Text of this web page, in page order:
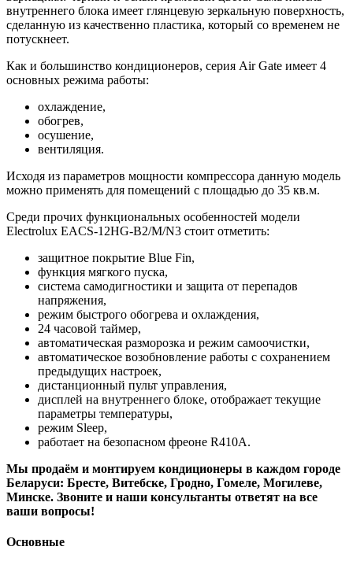
внутреннего блока имеет глянцевую зеркальную поверхность,
сделанную из качественно пластика, который со временем не
потускнеет.
Как и большинство кондиционеров, серия Air Gate имеет 4
основных режима работы:
охлаждение,
обогрев,
осушение,
вентиляция.
Исходя из параметров мощности компрессора данную модель
можно применять для помещений с площадью до 35 кв.м.
Среди прочих функциональных особенностей модели
Electrolux EACS-12HG-B2/M/N3 стоит отметить:
защитное покрытие Blue Fin,
функция мягкого пуска,
система самодигностики и защита от перепадов
напряжения,
режим быстрого обогрева и охлаждения,
24 часовой таймер,
автоматическая разморозка и режим самоочистки,
автоматическое возобновление работы с сохранением
предыдущих настроек,
дистанционный пульт управления,
дисплей на внутреннего блоке, отображает текущие
параметры температуры,
режим Sleep,
работает на безопасном фреоне R410A.
Мы продаём и монтируем кондиционеры в каждом городе
Беларуси: Бресте, Витебске, Гродно, Гомеле, Могилеве,
Минске. Звоните и наши консультанты ответят на все
ваши вопросы!
Основные